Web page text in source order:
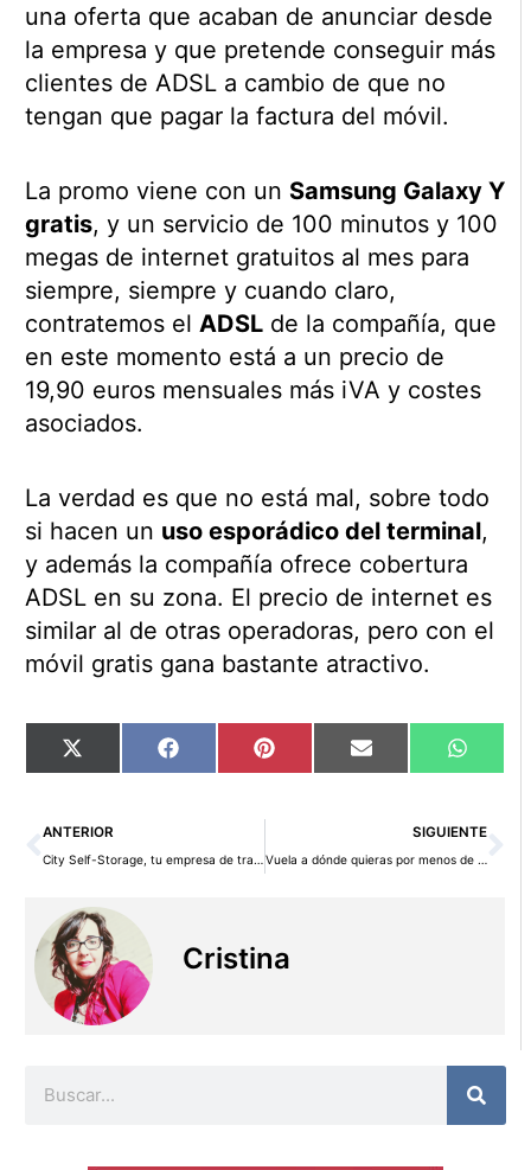
una oferta que acaban de anunciar desde
la empresa y que pretende conseguir más
clientes de ADSL a cambio de que no
tengan que pagar la factura del móvil.
La promo viene con un Samsung Galaxy Y
gratis, y un servicio de 100 minutos y 100
megas de internet gratuitos al mes para
siempre, siempre y cuando claro,
contratemos el ADSLde la compañía, que
en este momento está a un precio de
19,90 euros mensuales más iVA y costes
asociados.
La verdad es que no está mal, sobre todo
si hacen un uso esporádico del terminal,
y además la compañía ofrece cobertura
ADSL en su zona. El precio de internet es
similar al de otras operadoras, pero con el
móvil gratis gana bastante atractivo.
Compartir
en
X
(Twitter)
Compartir
en
Facebook Compartir
en
Pinterest Compartir
en
Email
en
Ant
ANTERIOR
City Self-Storage, tu empresa de trasteros
SIGUIENTE
Vuela a dónde quieras por menos de 30 euros con Vueling
Cristina